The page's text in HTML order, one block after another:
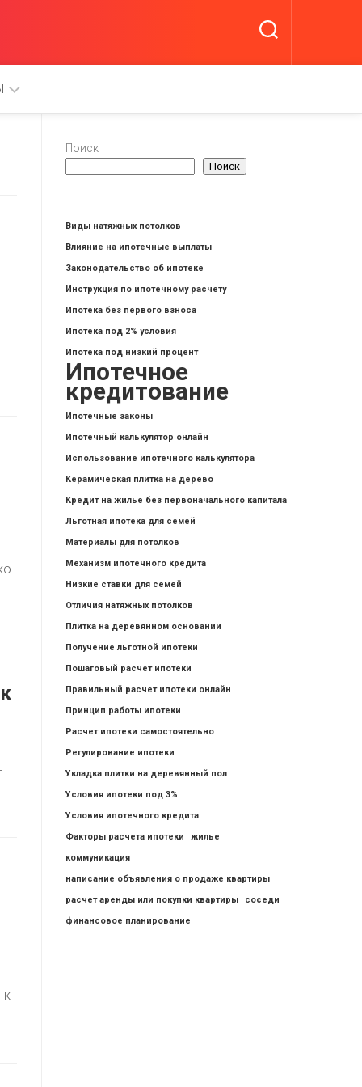
к
Поиск
Поиск
Виды натяжных потолков
Влияние на ипотечные выплаты
Законодательство об ипотеке
Инструкция по ипотечному расчету
Ипотека без первого взноса
Ипотека под 2% условия
Ипотека под низкий процент
Ипотечное
кредитование
Ипотечные законы
Ипотечный калькулятор онлайн
Использование ипотечного калькулятора
Керамическая плитка на дерево
Кредит на жилье без первоначального капитала
Льготная ипотека для семей
Материалы для потолков
Механизм ипотечного кредита
Низкие ставки для семей
Отличия натяжных потолков
Плитка на деревянном основании
Получение льготной ипотеки
Пошаговый расчет ипотеки
Правильный расчет ипотеки онлайн
Принцип работы ипотеки
Расчет ипотеки самостоятельно
Регулирование ипотеки
Укладка плитки на деревянный пол
Условия ипотеки под 3%
Условия ипотечного кредита
Факторы расчета ипотеки
жилье
коммуникация
написание объявления о продаже квартиры
расчет аренды или покупки квартиры
соседи
финансовое планирование